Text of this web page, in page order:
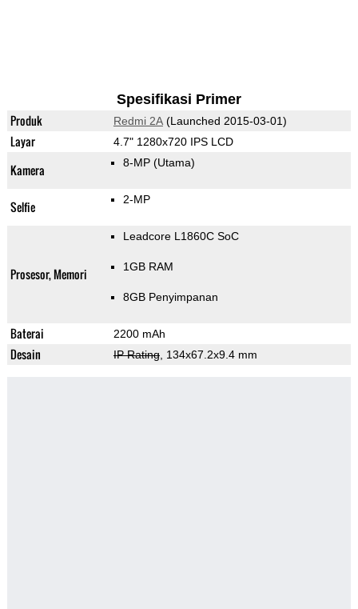
Spesifikasi Primer
Produk Redmi 2A(Launched 2015-03-01)
Layar 4.7" 1280x720 IPS LCD
Kamera 8-MP (Utama)
Selfie 2-MP
Prosesor, Memori
Leadcore L1860C SoC
1GB RAM
8GB Penyimpanan
Baterai 2200 mAh
Desain IP Rating, 134x67.2x9.4 mm